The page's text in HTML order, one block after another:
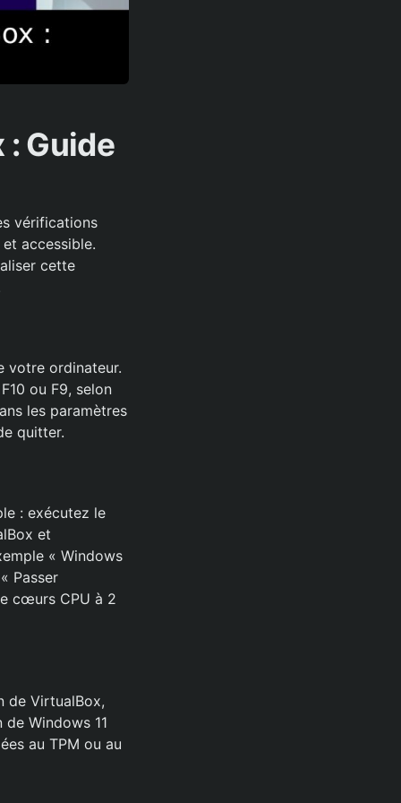
Guide
vérifications
accessible.
cette
votre ordinateur.
ou F9, selon
les paramètres
quitter.
: exécutez le
et
« Windows
Passer
cœurs CPU à 2
de VirtualBox,
de Windows 11
au TPM ou au